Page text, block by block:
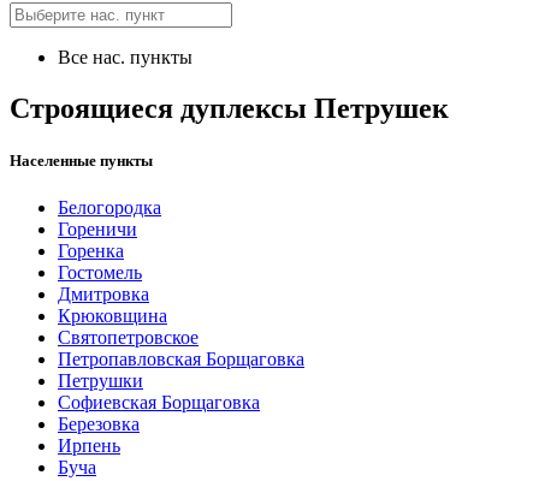
Все нас. пункты
Строящиеся дуплексы Петрушек
Населенные пункты
Белогородка
Гореничи
Горенка
Гостомель
Дмитровка
Крюковщина
Святопетровское
Петропавловская Борщаговка
Петрушки
Софиевская Борщаговка
Березовка
Ирпень
Буча